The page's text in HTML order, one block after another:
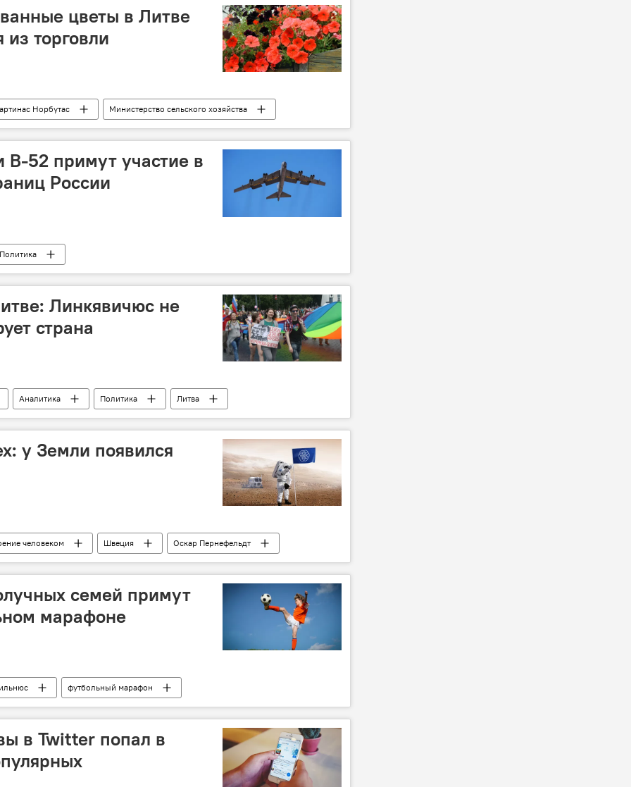
"зеленые человечки" в городе Паневежис
цветы в Литве
торговли
Норбутас
Министерство сельского хозяйства
петунии
52 примут участие в
России
Политика
Линкявичюс не
страна
Аналитика Политика
Литва
в Вильнюсе
Baltic Pride
у Земли появился
человеком Швеция
Оскар Пернефельдт
планета Земля
семей примут
марафоне
футбольный марафон
в Twitter попал в